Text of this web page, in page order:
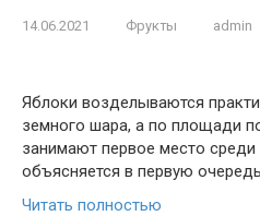
14.06.2021 Фрукты admin
Яблоки возделываются
земного шара, а по площади
занимают первое место
объясняется в первую
Читать полностью